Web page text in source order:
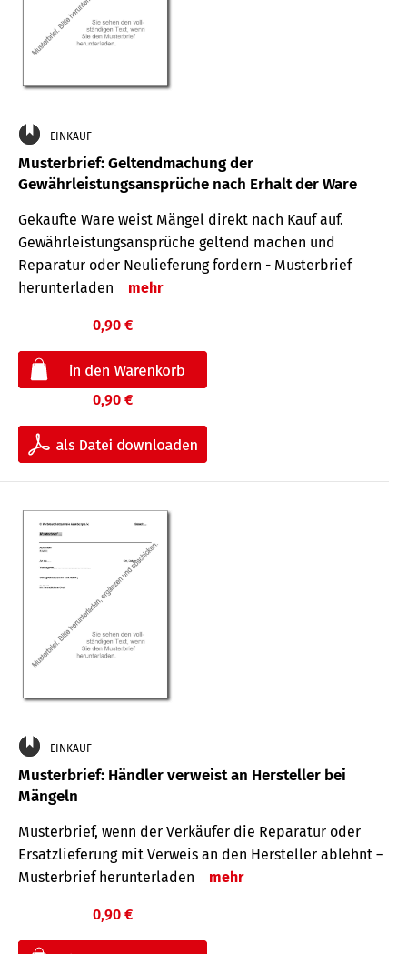
EINKAUF
Musterbrief: Geltendmachung der
Gewährleistungsansprüche nach Erhalt der Ware
Gekaufte Ware weist Mängel direkt nach Kauf auf.
Gewährleistungsansprüche geltend machen und
Reparatur oder Neulieferung fordern - Musterbrief
herunterladen
mehr
0,90 €
0,90 €
EINKAUF
Musterbrief: Händler verweist an Hersteller bei
Mängeln
Musterbrief, wenn der Verkäufer die Reparatur oder
Ersatzlieferung mit Verweis an den Hersteller ablehnt –
Musterbrief herunterladen
mehr
0,90 €